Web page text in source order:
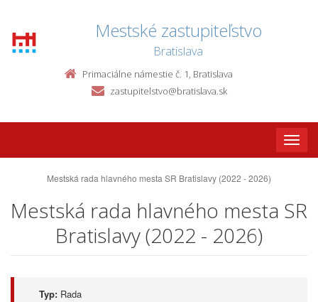
Mestské zastupiteľstvo
Bratislava
Primaciálne námestie č. 1, Bratislava
zastupitelstvo@bratislava.sk
Toggle
Mestská rada hlavného mesta SR Bratislavy (2022 - 2026)
Mestská rada hlavného mesta SR
Bratislavy (2022 - 2026)
Typ: Rada